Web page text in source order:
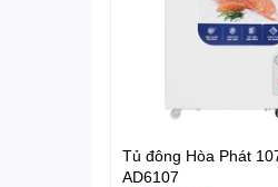
Tủ đông Hòa Phát
AD6107